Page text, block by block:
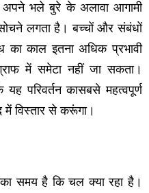
भले बुरे के अलावा आगामी
लगता है। बच्‍चों और संबंधों
का काल इतना अधिक प्रभावी
में समेटा नहीं जा सकता।
परिवर्तन कासबसे महत्‍वपूर्ण
में विस्‍तार से करूंगा।
समय है कि चल क्‍या रहा है।